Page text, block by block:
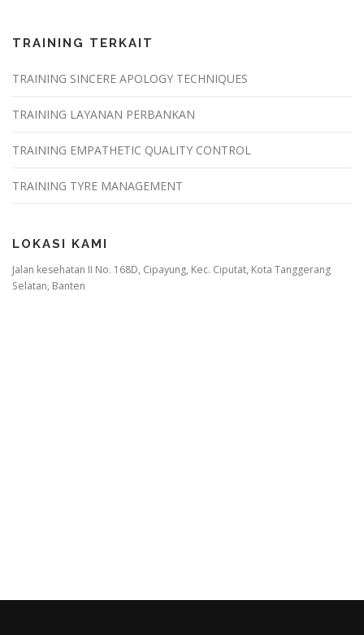
TRAINING TERKAIT
TRAINING SINCERE APOLOGY TECHNIQUES
TRAINING LAYANAN PERBANKAN
TRAINING EMPATHETIC QUALITY CONTROL
TRAINING TYRE MANAGEMENT
LOKASI KAMI
Jalan kesehatan II No. 168D, Cipayung, Kec. Ciputat, Kota Tanggerang
Selatan, Banten